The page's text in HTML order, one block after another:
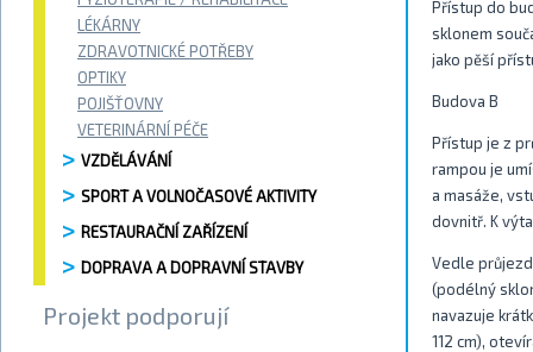
LÉKÁRNY
ZDRAVOTNICKÉ POTŘEBY
OPTIKY
POJIŠŤOVNY
VETERINÁRNÍ PÉČE
VZDĚLÁVÁNÍ
SPORT A VOLNOČASOVÉ AKTIVITY
RESTAURAČNÍ ZAŘÍZENÍ
DOPRAVA A DOPRAVNÍ STAVBY
Projekt podporují
Přístup do
sklonem
jako pěší
Budova B
Přístup je z
rampou je
a masáže,
dovnitř. K
Vedle
(podélný
navazuje
112 cm),